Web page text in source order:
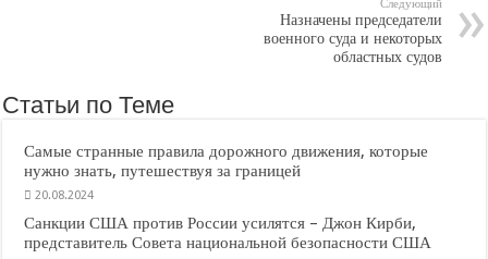
Следующий
Назначены председатели
военного суда и некоторых
областных судов
Статьи по Теме
Самые странные правила дорожного движения, которые
нужно знать, путешествуя за границей
20.08.2024
Санкции США против России усилятся – Джон Кирби,
представитель Совета национальной безопасности США